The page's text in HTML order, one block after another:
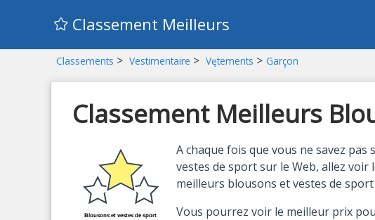
Classement Meilleurs
Classements > Vestimentaire > Vętements > Garçon
Classement Meilleurs
A chaque fois que vous ne savez
vestes de sport sur le Web, allez voir
meilleurs blousons et vestes de
Vous pourrez voir le meilleur prix